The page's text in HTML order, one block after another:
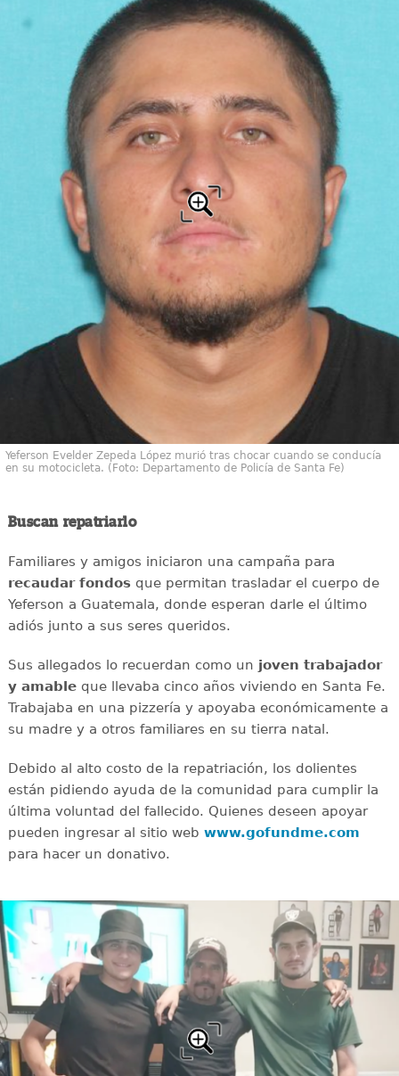
Yeferson Evelder Zepeda López murió tras chocar cuando se conducía
en su motocicleta. (Foto: Departamento de Policía de Santa Fe)
Buscan repatriarlo
Familiares y amigos iniciaron una campaña para
recaudar fondosque permitan trasladar el cuerpo de
Yeferson a Guatemala, donde esperan darle el último
adiós junto a sus seres queridos.
Sus allegados lo recuerdan como un joven trabajador
y amableque llevaba cinco años viviendo en Santa Fe.
Trabajaba en una pizzería y apoyaba económicamente a
su madre y a otros familiares en su tierra natal.
Debido al alto costo de la repatriación, los dolientes
están pidiendo ayuda de la comunidad para cumplir la
última voluntad del fallecido. Quienes deseen apoyar
pueden ingresar al sitio web www.gofundme.com
para hacer un donativo.